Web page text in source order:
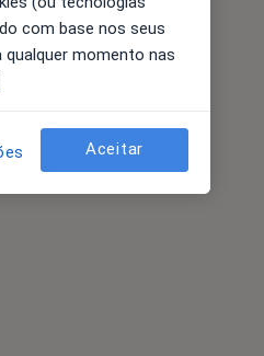
com base nos seus
qualquer momento nas
Aceitar